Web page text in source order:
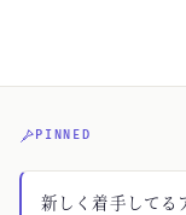
PINNED
新しく着手して